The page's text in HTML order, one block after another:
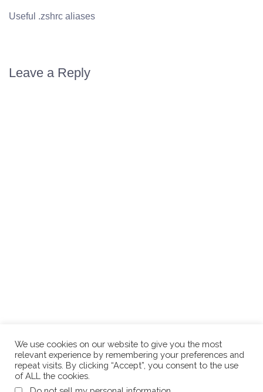
Useful .zshrc aliases
Leave a Reply
We use cookies on our website to give you the most
relevant experience by remembering your preferences and
repeat visits. By clicking “Accept”, you consent to the use
of ALL the cookies.